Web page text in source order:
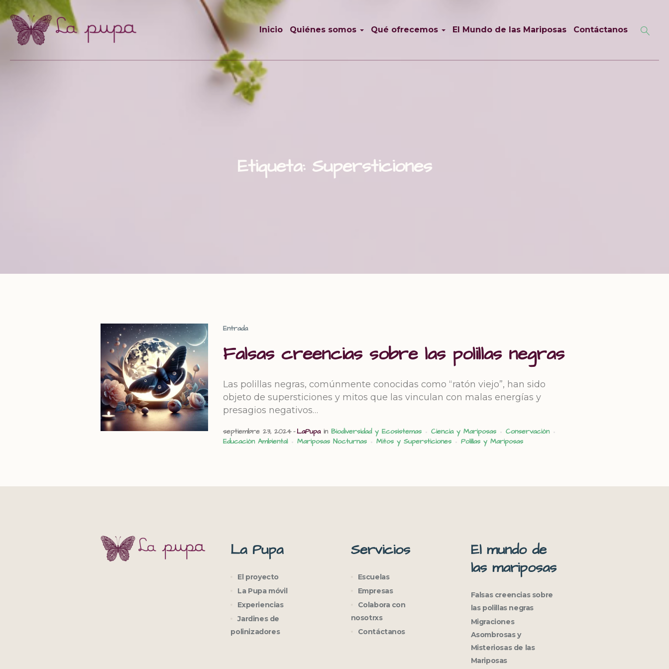
Inicio Quiénes somos Qué ofrecemos El Mundo de las Mariposas Contáctanos
Etiqueta: Supersticiones
Entrada
Falsas creencias sobre las polillas negras
Las polillas negras, comúnmente conocidas como “ratón viejo”, han sido
objeto de supersticiones y mitos que las vinculan con malas energías y
presagios negativos…
septiembre 23, 2024 LaPupainBiodiversidad y Ecosistemas Ciencia y Mariposas
Conservación
Educación Ambiental
Mariposas Nocturnas Mitos y Supersticiones Polillas y Mariposas
La Pupa
El proyecto
La Pupa móvil
Experiencias
Jardines de
polinizadores
Servicios
Escuelas
Empresas
Colabora con
nosotrxs
Contáctanos
El mundo de
las mariposas
Falsas creencias sobre
las polillas negras
Migraciones
Asombrosas y
Misteriosas de las
Mariposas